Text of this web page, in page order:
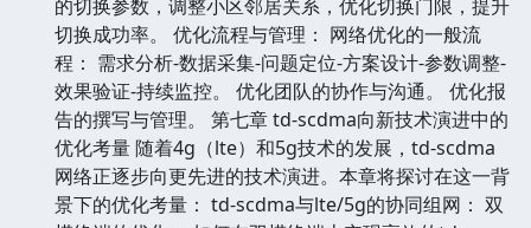
的切换参数，调整小区邻居关系，优化切换门限，提升
切换成功率。 优化流程与管理： 网络优化的一般流
程： 需求分析-数据采集-问题定位-方案设计-参数调整-
效果验证-持续监控。 优化团队的协作与沟通。 优化报
告的撰写与管理。 第七章 td-scdma向新技术演进中的
优化考量 随着4g（lte）和5g技术的发展，td-scdma
网络正逐步向更先进的技术演进。本章将探讨在这一背
景下的优化考量： td-scdma与lte/5g的协同组网： 双